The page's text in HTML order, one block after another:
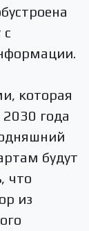
с
которая
2030 года
будут
что
из